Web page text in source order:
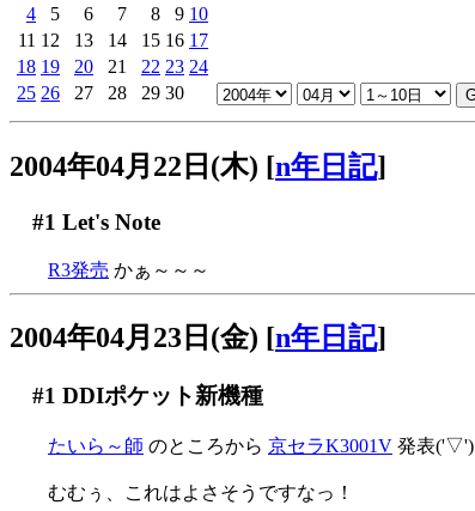
4
5 6 7 8 9 10
11 12 13 14 15 16 17
18 19 20 21 22 23 24
25 26 27 28 29 30
2004年04月22日(木) [n年日記]
#1 Let's Note
R3発売 かぁ～～～
2004年04月23日(金) [n年日記]
#1 DDIポケット新機種
たいら～師 のところから 京セラK3001V 発表('▽')
むむぅ、これはよさそうですなっ！